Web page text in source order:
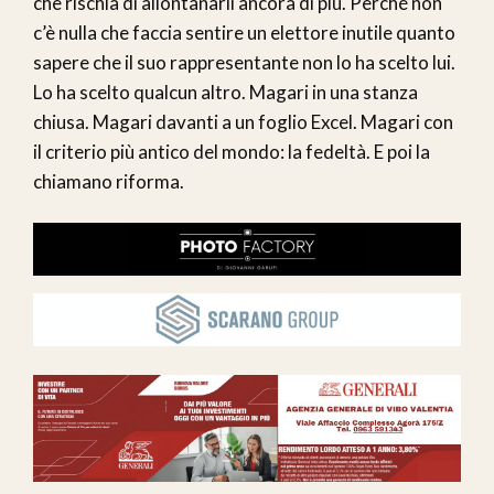
c’è nulla che faccia sentire un elettore inutile quanto
sapere che il suo rappresentante non lo ha scelto lui.
Lo ha scelto qualcun altro. Magari in una stanza
chiusa. Magari davanti a un foglio Excel. Magari con
il criterio più antico del mondo: la fedeltà. E poi la
chiamano riforma.